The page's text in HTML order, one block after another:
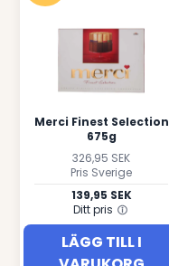
Merci Finest Selection
675g
326,95 SEK
Pris Sverige
139,95 SEK
Ditt pris
LÄGG TILL I